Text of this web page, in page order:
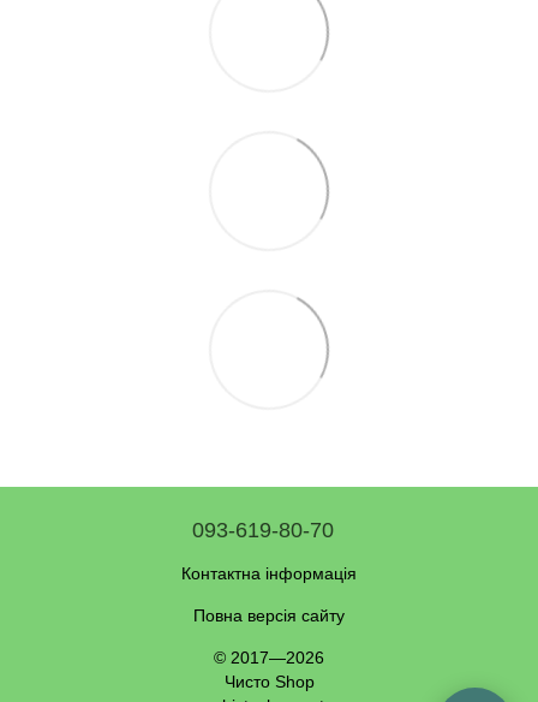
093-619-80-70
Контактна інформація
Повна версія сайту
© 2017—2026
Чисто Shop